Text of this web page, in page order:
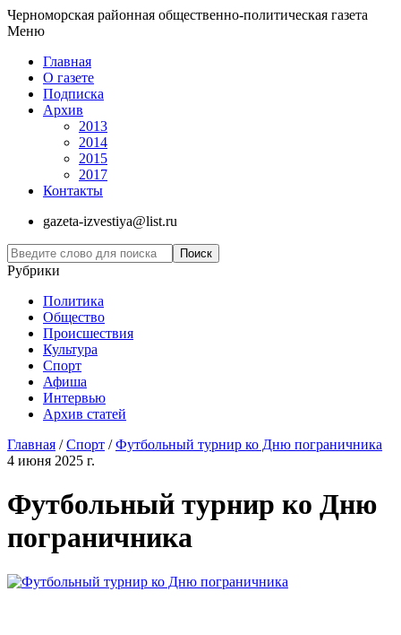
Черноморская районная общественно-политическая газета
Меню
Главная
О газете
Подписка
Архив
2013
2014
2015
2017
Контакты
gazeta-izvestiya@list.ru
Рубрики
Политика
Общество
Проиcшествия
Культура
Спорт
Афиша
Интервью
Архив статей
Главная /Спорт /Футбольный турнир ко Дню пограничника
4 июня 2025 г.
Футбольный турнир ко Дню
пограничника